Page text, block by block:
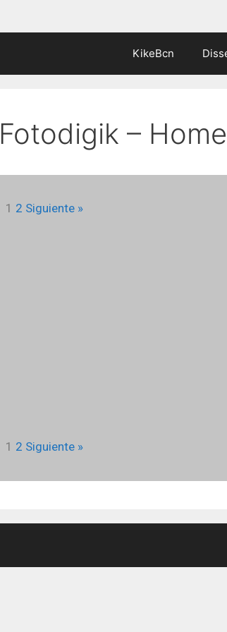
KikeBcn
Fotodigik – Home
1 2 Siguiente »
1 2 Siguiente »